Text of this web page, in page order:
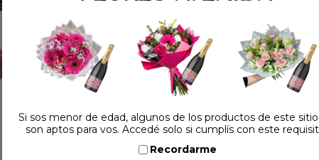
Si sos menor de edad, algunos de los productos de este
son aptos para vos. Accedé solo si cumplís con este
Recordarme